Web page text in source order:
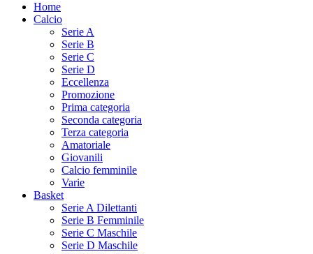
Home
Calcio
Serie A
Serie B
Serie C
Serie D
Eccellenza
Promozione
Prima categoria
Seconda categoria
Terza categoria
Amatoriale
Giovanili
Calcio femminile
Varie
Basket
Serie A Dilettanti
Serie B Femminile
Serie C Maschile
Serie D Maschile